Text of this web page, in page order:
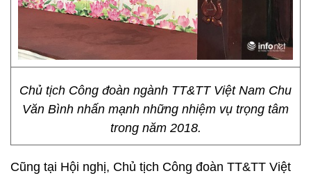
Chủ tịch Công đoàn ngành TT&TT Việt Nam Chu
Văn Bình nhấn mạnh những nhiệm vụ trọng tâm
trong năm 2018.
Cũng tại Hội nghị, Chủ tịch Công đoàn TT&TT Việt